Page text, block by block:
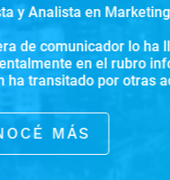
Analista en Marketing.
de comunicador lo ha
en el rubro
transitado por otras
MÁS